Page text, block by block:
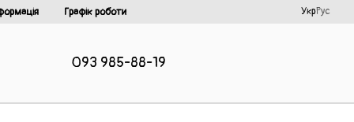
Графік роботи УкрРус
093 985-88-19